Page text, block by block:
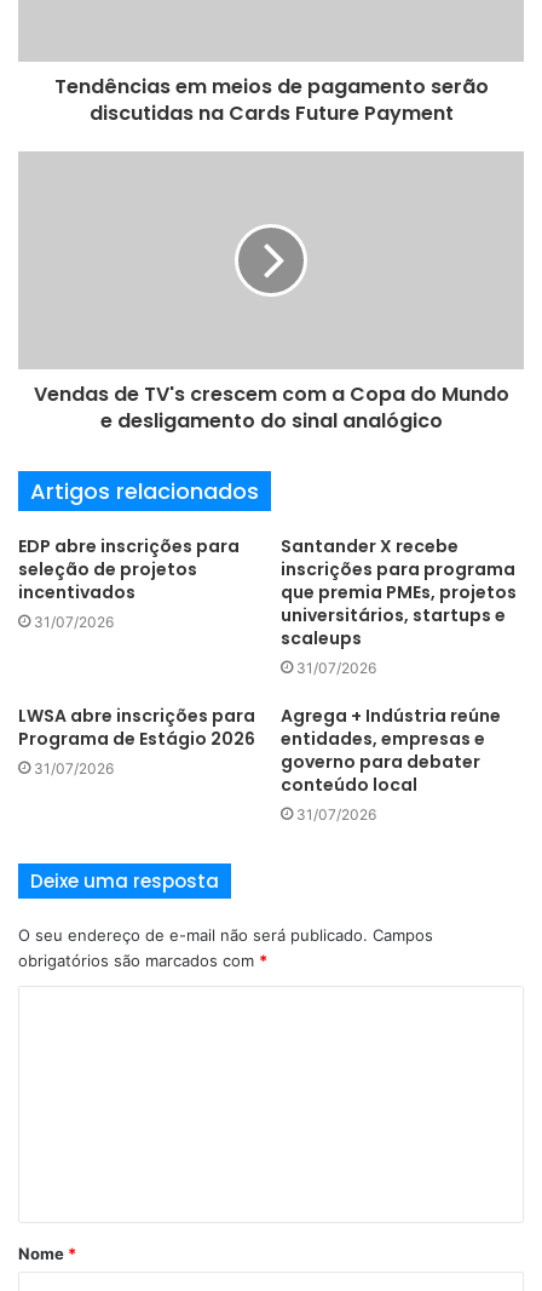
Tendências em meios de pagamento serão
discutidas na Cards Future Payment
Vendas de TV's crescem com a Copa do Mundo
e desligamento do sinal analógico
Artigos relacionados
EDP abre inscrições para
seleção de projetos
incentivados
31/07/2026
Santander X recebe
inscrições para programa
que premia PMEs, projetos
universitários, startups e
scaleups
31/07/2026
LWSA abre inscrições para
Programa de Estágio 2026
31/07/2026
Agrega + Indústria reúne
entidades, empresas e
governo para debater
conteúdo local
31/07/2026
Deixe uma resposta
O seu endereço de e-mail não será publicado. Campos
obrigatórios são marcados com *
Nome *